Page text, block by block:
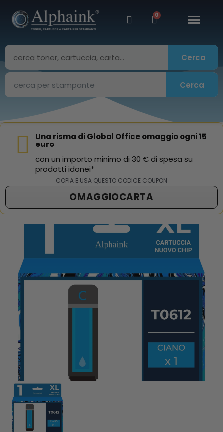
Cerca
Cerca
Una risma di Global Office omaggio ogni 15
euro
con un importo minimo di 30 € di spesa su
prodotti idonei*
COPIA E USA QUESTO CODICE COUPON
OMAGGIOCARTA